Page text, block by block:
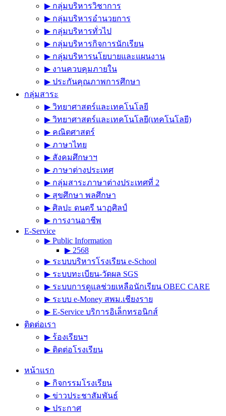
▶︎ กลุ่มบริหารวิชาการ
▶︎ กลุ่มบริหารอำนวยการ
▶︎ กลุ่มบริหารทั่วไป
▶︎ กลุ่มบริหารกิจการนักเรียน
▶︎ กลุ่มบริหารนโยบายและแผนงาน
▶︎ งานควบคุมภายใน
▶︎ ประกันคุณภาพการศึกษา
กลุ่มสาระ
▶︎ วิทยาศาสตร์และเทคโนโลยี
▶︎ วิทยาศาสตร์และเทคโนโลยี(เทคโนโลยี)
▶︎ คณิตศาสตร์
▶︎ ภาษาไทย
▶︎ สังคมศึกษาฯ
▶︎ ภาษาต่างประเทศ
▶︎ กลุ่มสาระภาษาต่างประเทศที่ 2
▶︎ สุขศึกษา พลศึกษา
▶︎ ศิลปะ ดนตรี นาฏศิลป์
▶︎ การงานอาชีพ
E-Service
▶︎ Public Information
▶︎ 2568
▶︎ ระบบบริหารโรงเรียน e-School
▶︎ ระบบทะเบียน-วัดผล SGS
▶︎ ระบบการดูแลช่วยเหลือนักเรียน OBEC CARE
▶︎ ระบบ e-Money สพม.เชียงราย
▶︎ E-Service บริการอิเล็กทรอนิกส์
ติดต่อเรา
▶︎ ร้องเรียนฯ
▶︎ ติดต่อโรงเรียน
หน้าแรก
▶︎ กิจกรรมโรงเรียน
▶︎ ข่าวประชาสัมพันธ์
▶︎ ประกาศ